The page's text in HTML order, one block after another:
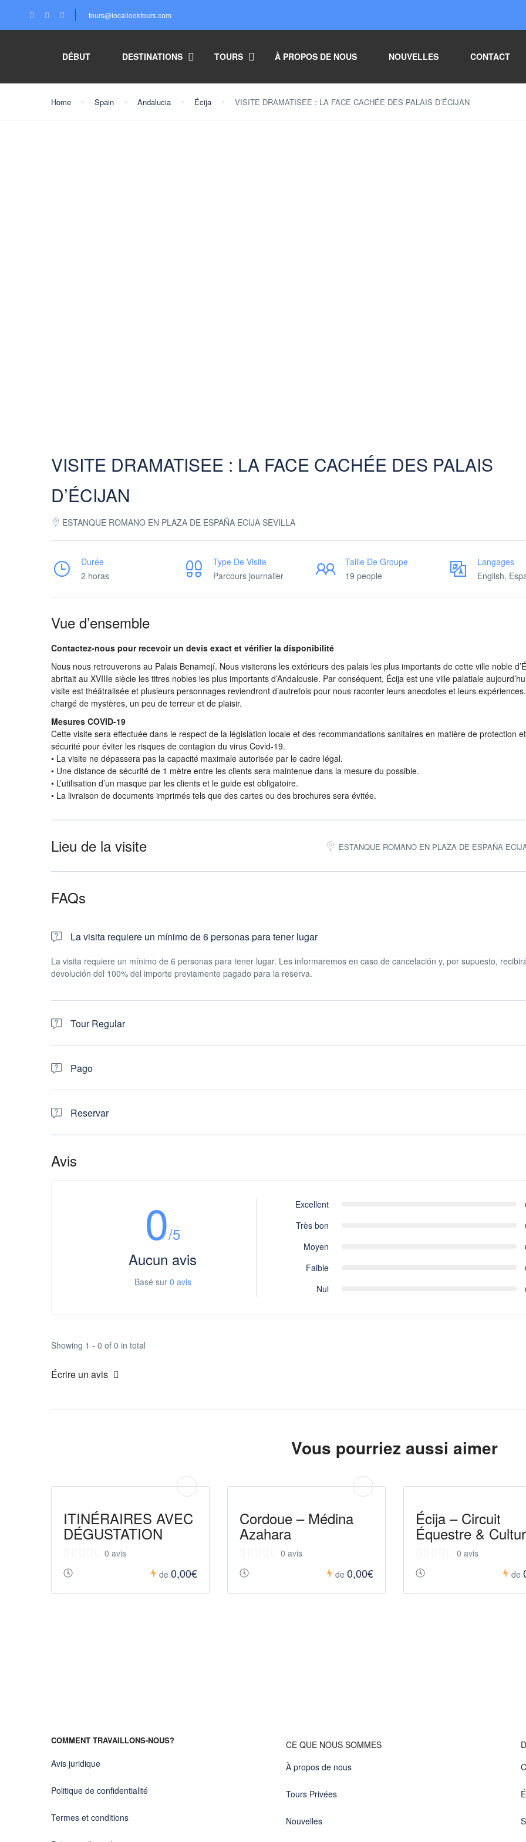
tours@locallooktours.com
DÉBUT DESTINATIONS TOURS À PROPOS DE NOUS NOUVELLES CONTACT
Home Spain Andalucia Écija VISITE DRAMATISEE : LA FACE CACHÉE DES PALAIS D’ÉCIJAN
VISITE DRAMATISEE : LA FACE CACHÉE DES PALAIS
D’ÉCIJAN
ESTANQUE ROMANO EN PLAZA DE ESPAÑA ECIJA SEVILLA
Durée
2 horas
Type De Visite
Parcours journalier
Taille De Groupe
19 people
Langages
English,
Vue d’ensemble
Contactez-nous pour recevoir un devis exact et vérifier la disponibilité
Nous nous retrouverons au Palais Benamejí. Nous visiterons les extérieurs des palais les plus importants de cette ville noble
abritait au XVIIIe siècle les titres nobles les plus importants d’Andalousie. Par conséquent, Écija est une ville palatiale
visite est théâtralisée et plusieurs personnages reviendront d’autrefois pour nous raconter leurs anecdotes et leurs
chargé de mystères, un peu de terreur et de plaisir.
Mesures COVID-19
Cette visite sera effectuée dans le respect de la législation locale et des recommandations sanitaires en matière de protection
sécurité pour éviter les risques de contagion du virus Covid-19.
• La visite ne dépassera pas la capacité maximale autorisée par le cadre légal.
• Une distance de sécurité de 1 mètre entre les clients sera maintenue dans la mesure du possible.
• L’utilisation d’un masque par les clients et le guide est obligatoire.
• La livraison de documents imprimés tels que des cartes ou des brochures sera évitée.
Lieu de la visite ESTANQUE ROMANO EN PLAZA DE ESPAÑA
FAQs
La visita requiere un mínimo de 6 personas para tener lugar
La visita requiere un mínimo de 6 personas para tener lugar. Les informaremos en caso de cancelación y, por supuesto,
devolución del 100% del importe previamente pagado para la reserva.
Tour Regular
Tour regular: el grupo estará compuesto por otras personas. Si quiere organizar un grupo privado nos puedes consultar
email a tours@locallooktours.com.
Pago
Se requiere el pago integral de la visita por la página web
Reservar
Avis
0/5
Aucun avis
Basé sur 0 avis
Excellent
Très bon
Moyen
Faible
Nul
Showing 1 - 0 of 0 in total
Écrire un avis
Vous pourriez aussi aimer
ITINÉRAIRES AVEC
DÉGUSTATION
0 avis
de 0,00€
Cordoue – Médina
Azahara
0 avis
de 0,00€
Écija – Circuit
Équestre &
0 avis
de
COMMENT TRAVAILLONS-NOUS?
Avis juridique
Politique de confidentialité
Termes et conditions
CE QUE NOUS SOMMES
À propos de nous
Tours Privées
Nouvelles